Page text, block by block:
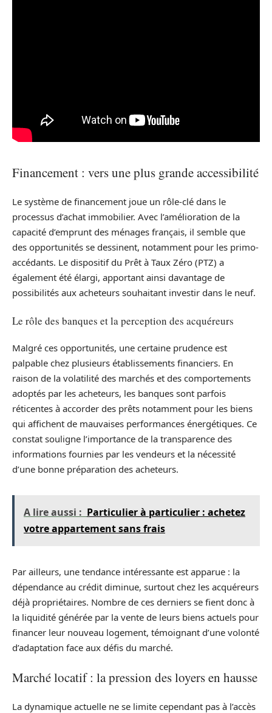
Financement : vers une plus grande accessibilité
Le système de financement joue un rôle-clé dans le
processus d’achat immobilier. Avec l’amélioration de la
capacité d’emprunt des ménages français, il semble que
des opportunités se dessinent, notamment pour les primo-
accédants. Le dispositif du Prêt à Taux Zéro (PTZ) a
également été élargi, apportant ainsi davantage de
possibilités aux acheteurs souhaitant investir dans le neuf.
Le rôle des banques et la perception des acquéreurs
Malgré ces opportunités, une certaine prudence est
palpable chez plusieurs établissements financiers. En
raison de la volatilité des marchés et des comportements
adoptés par les acheteurs, les banques sont parfois
réticentes à accorder des prêts notamment pour les biens
qui affichent de mauvaises performances énergétiques. Ce
constat souligne l’importance de la transparence des
informations fournies par les vendeurs et la nécessité
d’une bonne préparation des acheteurs.
A lire aussi : Particulier à particulier : achetez
votre appartement sans frais
Par ailleurs, une tendance intéressante est apparue : la
dépendance au crédit diminue, surtout chez les acquéreurs
déjà propriétaires. Nombre de ces derniers se fient donc à
la liquidité générée par la vente de leurs biens actuels pour
financer leur nouveau logement, témoignant d’une volonté
d’adaptation face aux défis du marché.
Marché locatif : la pression des loyers en hausse
La dynamique actuelle ne se limite cependant pas à l’accès